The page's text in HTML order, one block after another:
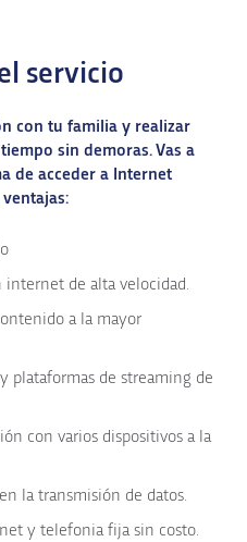
servicio
con tu familia y realizar
sin demoras. Vas a
de acceder a Internet
de alta velocidad.
a la mayor
plataformas de streaming de
con varios dispositivos a la
la transmisión de datos.
y telefonia fija sin costo.